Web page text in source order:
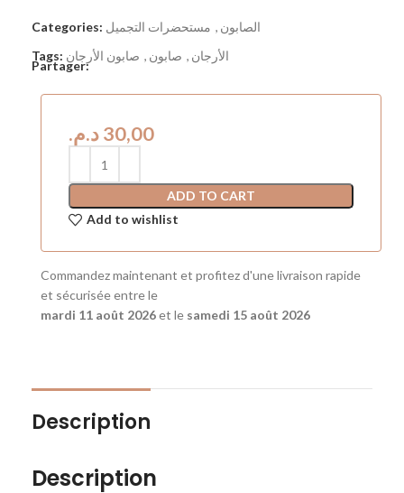
Categories: الصابون , مستحضرات التجميل
Tags:
الأرجان , صابون , صابون الأرجان
Partager:
د.م.
ADD TO CART
Add to wishlist
Commandez maintenant et profitez d'une livraison rapide
et sécurisée entre le
mardi 11 août 2026et le samedi 15 août 2026
Description
Description